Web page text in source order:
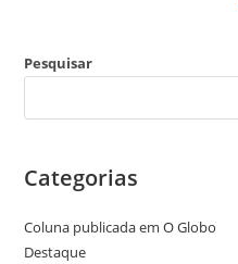
Pesquisar
Categorias
Coluna publicada em O Globo
Destaque